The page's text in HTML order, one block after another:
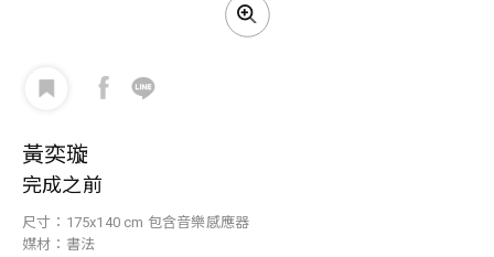
黃奕璇
完成之前
尺寸：175x140 cm 包含音樂感應器
媒材：書法